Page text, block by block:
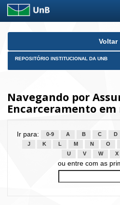
Skip
Voltar
REPOSITÓRIO INSTITUCIONAL DA UNB
Navegando por
Encarceramento em
Ir para: 0-9 A B C D
J
K L M N O
U
V W X
ou entre com as